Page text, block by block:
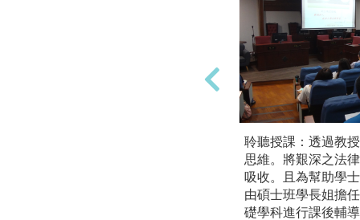
聆聽授課：透過教
思維。將艱深之法
吸收。且為幫助學
由碩士班學長姐擔
礎學科進行課後輔